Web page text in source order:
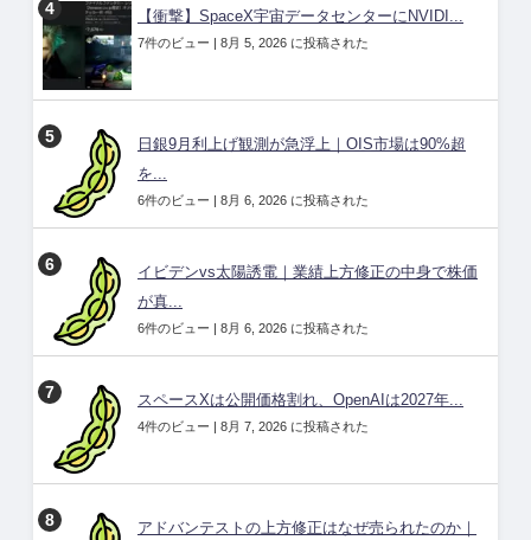
【衝撃】SpaceX宇宙データセンターにNVIDI...
7件のビュー | 8月 5, 2026 に投稿された
日銀9月利上げ観測が急浮上｜OIS市場は90%超
を...
6件のビュー | 8月 6, 2026 に投稿された
イビデンvs太陽誘電｜業績上方修正の中身で株価
が真...
6件のビュー | 8月 6, 2026 に投稿された
スペースXは公開価格割れ、OpenAIは2027年...
4件のビュー | 8月 7, 2026 に投稿された
アドバンテストの上方修正はなぜ売られたのか｜